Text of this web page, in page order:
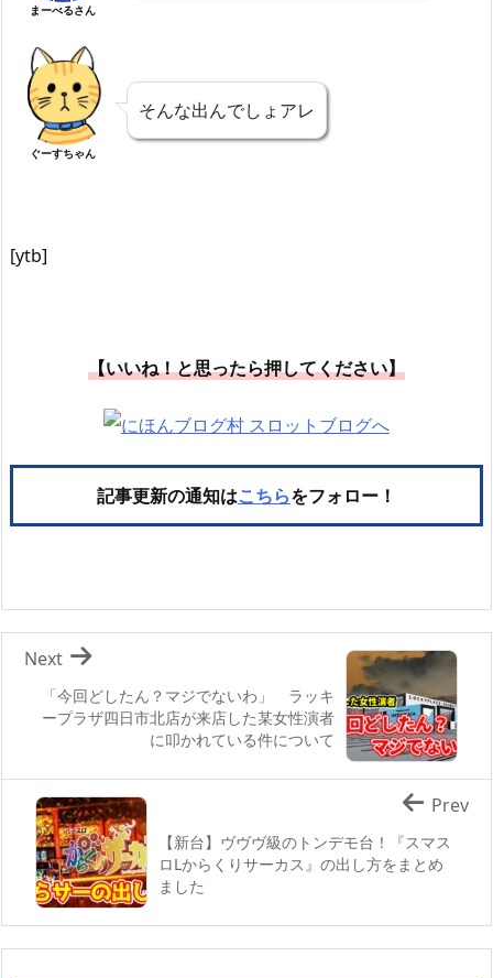
まーべるさん
ぐーすちゃん
そんな出んでしょアレ
[ytb]
【いいね！と思ったら押してください】
記事更新の通知はこちらをフォロー！
「今回どしたん？マジでないわ」 ラッキ
ープラザ四日市北店が来店した某女性演者
に叩かれている件について
Next
【新台】ヴヴヴ級のトンデモ台！『スマス
ロLからくりサーカス』の出し方をまとめ
ました
Prev